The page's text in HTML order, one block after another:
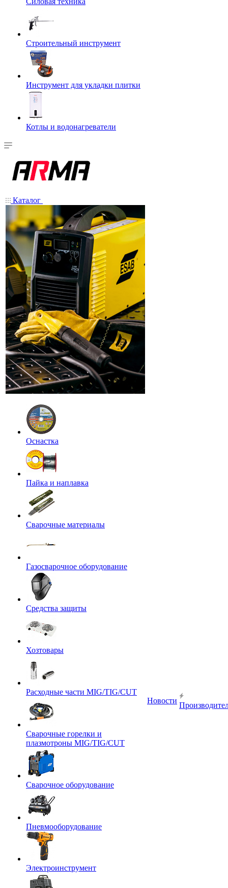
Строительный инструмент
Инструмент для укладки плитки
Котлы и водонагреватели
Каталог
Оснастка
Пайка и наплавка
Сварочные материалы
Газосварочное оборудование
Средства защиты
Хозтовары
Расходные части MIG/TIG/CUT
Сварочные горелки и
плазмотроны MIG/TIG/CUT
Сварочное оборудование
Пневмооборудование
Электроинструмент
Новости